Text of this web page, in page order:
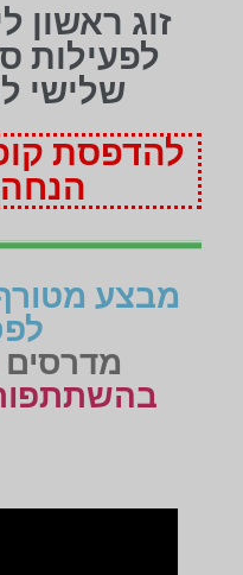
זוג ראשון
לפעילות
שלישי
להדפסת
מבצע
מדרסים